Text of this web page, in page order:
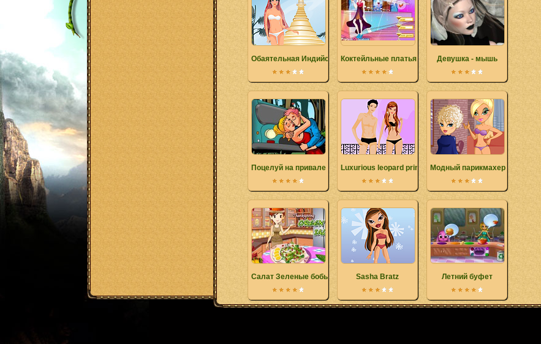
Обаятельная Индийская девочкаКоктейльные платья Девушка - мышь
Поцелуй на привале Luxurious leopard print Модный парикмахер
Салат Зеленые бобы Sasha Bratz Летний буфет